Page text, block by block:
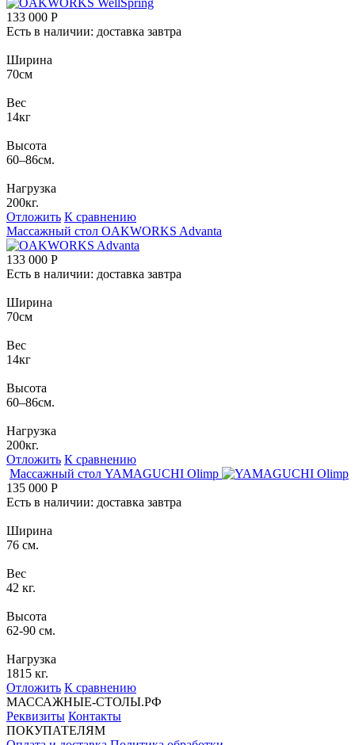
133 000 Р
Есть в наличии: доставка завтра
Ширина
70см
Вес
14кг
Высота
60–86см.
Нагрузка
200кг.
Отложить К сравнению
Массажный стол OAKWORKS Advanta
133 000 Р
Есть в наличии: доставка завтра
Ширина
70см
Вес
14кг
Высота
60–86см.
Нагрузка
200кг.
Отложить К сравнению
Массажный стол YAMAGUCHI Olimp
135 000 Р
Есть в наличии: доставка завтра
Ширина
76 см.
Вес
42 кг.
Высота
62-90 см.
Нагрузка
1815 кг.
Отложить К сравнению
МАССАЖНЫЕ-СТОЛЫ.РФ
Реквизиты Контакты
ПОКУПАТЕЛЯМ